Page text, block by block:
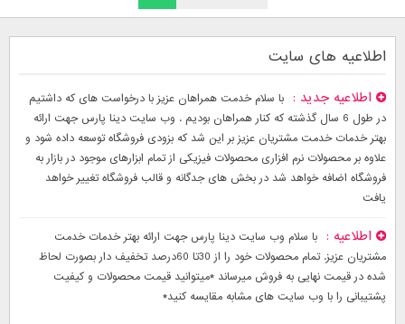
اطلاعیه های سایت
اطلاعیه جدید
با سلام خدمت همراهان عزیز با درخواست های که داشتیم
در طول 6 سال گذشته که کنار همراهان بودیم . وب سایت دینا پارس جهت ارائه
بهتر خدمات خدمت مشتریان عزیز بر این شد که بزودی فروشگاه توسعه داده شود و
علاوه بر محصولات نرم افزاری محصولات فیزیکی از تمام ابزارهای موجود در بازار به
فروشگاه اضافه خواهد شد در بخش های جدگانه و قالب فروشگاه تغییر خواهد
یافت
اطلاعیه
با سلام وب سایت دینا پارس جهت ارائه بهتر خدمات خدمت
مشتریان عزیز. تمام محصولات خود را از 30تا 60درصد تخفیف دار بصورت لحاظ
شده در قیمت نهایی به فروش میرساند *میتوانید قیمت محصولات و کیفیت
پشتیبانی را با وب سایت های مشابه مقایسه کنید*